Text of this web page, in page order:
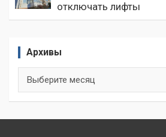
отключать лифты
Архивы